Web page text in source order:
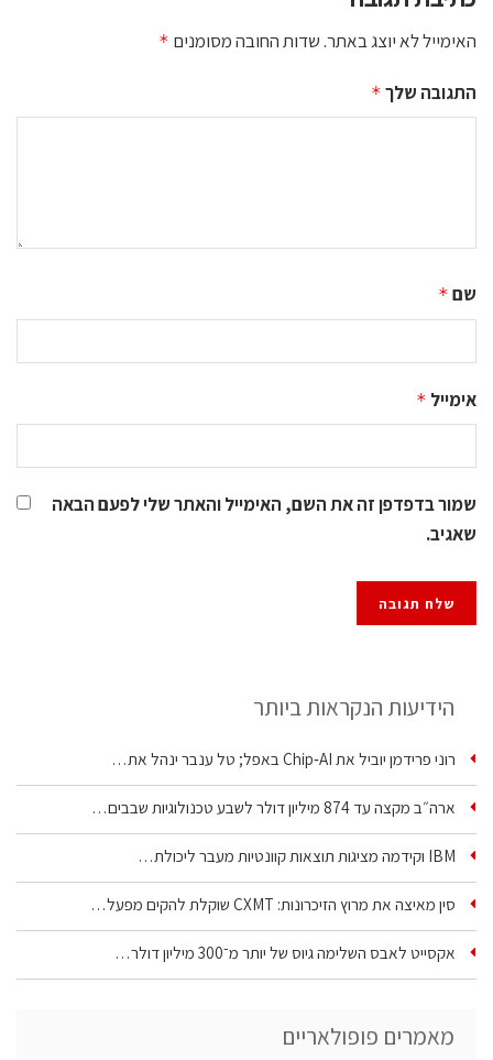
האימייל לא יוצג באתר.שדות החובה מסומנים *
התגובה שלך *
שם *
אימייל *
שמור בדפדפן זה את השם, האימייל והאתר שלי לפעם הבאה
שאגיב.
הידיעות הנקראות ביותר
רוני פרידמן יוביל את Chip‑AI באפל; טל ענבר ינהל את…
ארה״ב מקצה עד 874 מיליון דולר לשבע טכנולוגיות שבבים…
IBM וקידמה מציגות תוצאות קוונטיות מעבר ליכולת…
סין מאיצה את מרוץ הזיכרונות: CXMT שוקלת להקים מפעל…
אקסייט לאבס השלימה גיוס של יותר מ־300 מיליון דולר…
מאמרים פופולאריים